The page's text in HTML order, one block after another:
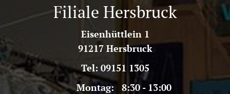
Filiale Hersbruck
Eisenhüttlein 1
91217 Hersbruck
Tel: 09151 1305
Montag: 8:30 - 13:00